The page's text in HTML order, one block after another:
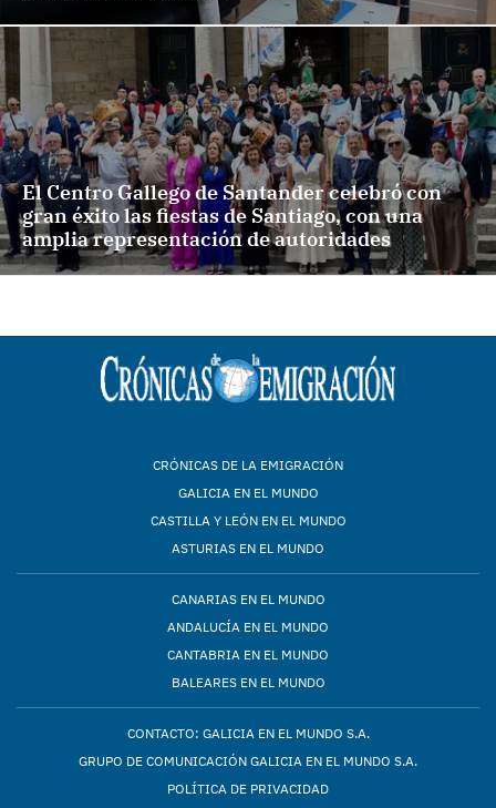
El Centro Gallego de Santander celebró con
gran éxito las fiestas de Santiago, con una
amplia representación de autoridades
CRÓNICAS DE LA EMIGRACIÓN
GALICIA EN EL MUNDO
CASTILLA Y LEÓN EN EL MUNDO
ASTURIAS EN EL MUNDO
CANARIAS EN EL MUNDO
ANDALUCÍA EN EL MUNDO
CANTABRIA EN EL MUNDO
BALEARES EN EL MUNDO
CONTACTO: GALICIA EN EL MUNDO S.A.
GRUPO DE COMUNICACIÓN GALICIA EN EL MUNDO S.A.
POLÍTICA DE PRIVACIDAD